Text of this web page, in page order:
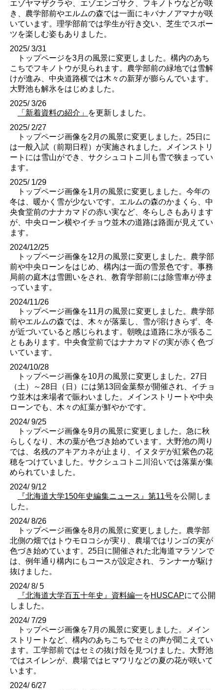
エゾヤマザクラや、エゾエンゴサク、フキノトウなどが咲
き、農学部前やエルムの森では一面にキバナノアマナが咲
いています。理学部前では学生が行き交い、芝生でスポー
ツを楽しむ姿もありました。
2025/ 3/31
トップページを3月の風景に変更しました。構内のあち
こちでフキノトウが見られます。農学部前の緑地では雪解
けが進み、中央道路横では木々の新芽が膨らんでいます。
大野池も解氷をはじめました。
2025/ 3/26
「新着資料の紹介」
を更新しました。
2025/ 2/27
トップページ画像を2月の風景に変更しました。25日に
は一般入試（前期日程）が実施されました。メインストリ
ートには雪山ができ、サクシュコトニ川も雪で狭まってい
ます。
2025/ 1/29
トップページ画像を1月の風景に変更しました。今年の
冬は、暖かく雪が少ないです。エルムの森のかまくら、中
央食堂前のナナカマドの赤い実など、冬らしさもあります
が、中央ローン横やイチョウ並木の道路は路面が見えてい
ます。
2024/12/25
トップページ画像を12月の風景に変更しました。農学部
前や中央ローンをはじめ、構内は一面の雪景色です。事務
局前の庭木は雪囲いをされ、教育学部前には除雪車が停ま
っています。
2024/11/26
トップページ画像を11月の風景に変更しました。農学部
前やエルムの森では、木々が落葉し、雪が溶けきらず、冬
が近づいていると感じられます。朝晩は道路に氷が張るこ
ともあります。中央食堂前ではナナカマドの実が赤く色づ
いています。
2024/10/28
トップページ画像を10月の風景に変更しました。27日
（土）～28日（日）には第13回金葉祭が開催され、イチョ
ウ並木は来場者で賑わいました。メインストリートや中央
ローンでも、木々の紅葉が鮮やかです。
2024/ 9/25
トップページ画像を9月の風景に変更しました。急に秋
らしくなり、木の葉が色づき始めています。大野池の周り
では、名残のアキアカネが止まり、イヌタデが紅紫色の花
穂をつけていました。サクシュコトニ川沿いでは落葉が集
められていました。
2024/ 9/12
『北海道大学150年史編集ニュース』第11号を公開しま
した。
2024/ 8/26
トップページ画像を8月の風景に変更しました。農学部
北側の畑ではトウモロコシが実り、農場ではリンゴの実が
色づき始めています。25日に開催された北海道マラソンで
は、例年通り構内にもコースが設定され、ランナーが駆け
抜けました。
2024/ 8/ 5
『北海道大学百五十年史』資料編一をHUSCAPにて公開
しました。
2024/ 7/29
トップページ画像を7月の風景に変更しました。メイン
ストリートなど、構内のあちこちでセミの声が聞こえてい
ます。工学部前ではセミの抜け殻を見つけました。大野池
ではスイレンが、農場ではヒマワリなどの夏の花が咲いて
います。
2024/ 6/27